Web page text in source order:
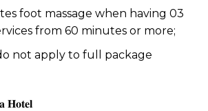
foot massage when having 03
from 60 minutes or more;
not apply to full package
𝐇𝐨𝐭𝐞𝐥